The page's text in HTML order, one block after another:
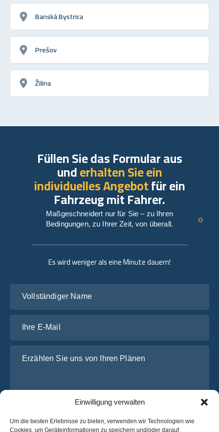
Einwilligung verwalten
Um die besten Erlebnisse zu bieten, verwenden wir Technologien wie
Cookies, um Geräteinformationen zu speichern und/oder darauf
Banská Bystrica
Prešov
Žilina
Es wird weniger als eine Minute dauern!
Füllen Sie das Formular aus
underhalten Sie ein
individuelles Angebotfür ein
Fahrzeug mit Fahrer.
Maßgeschneidert nur für Sie – zu Ihren
Bedingungen, zu Ihrer Zeit, von überall.